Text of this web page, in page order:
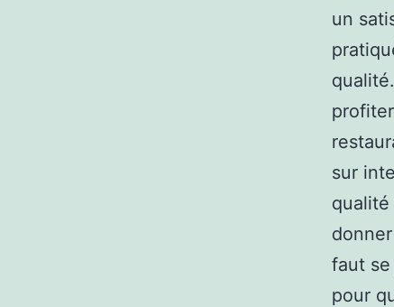
un
sur
faut
pour